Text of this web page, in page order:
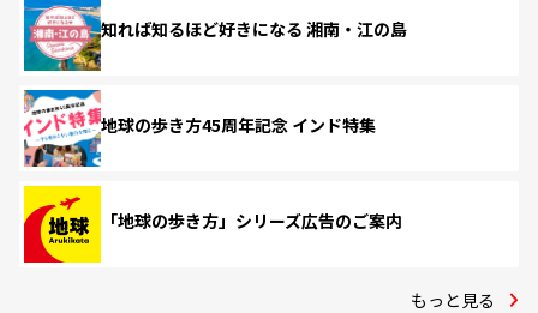
知れば知るほど好きになる 湘南・江の島
地球の歩き方45周年記念 インド特集
「地球の歩き方」シリーズ広告のご案内
もっと見る